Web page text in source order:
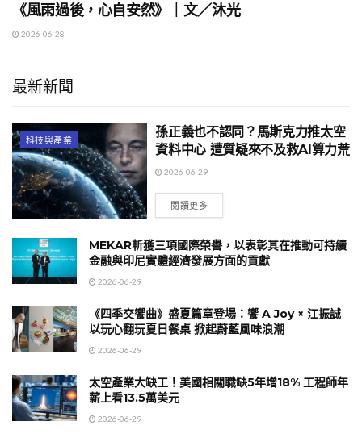
《風雨過後，心自安然》｜文／沐光
2026-06-28
最新新聞
科技與產業
孫正義也不認同？馬斯克力推太空
資料中心 遭質疑來不及救AI算力荒
2026-06-29
閱讀更多
MEKAR斬獲三項國際榮譽，以表彰其在推動可持續
金融與印尼實體經濟發展方面的貢獻
2026-06-29
《四季交饗曲》盛夏篇章登場：饗 A Joy × 江振誠
以玩心翻玩夏日餐桌 掀起蔚藍風味浪潮
2026-06-29
太空產業大缺工！美國相關職缺5年增18% 工程師年
薪上看13.5萬美元
2026-06-29